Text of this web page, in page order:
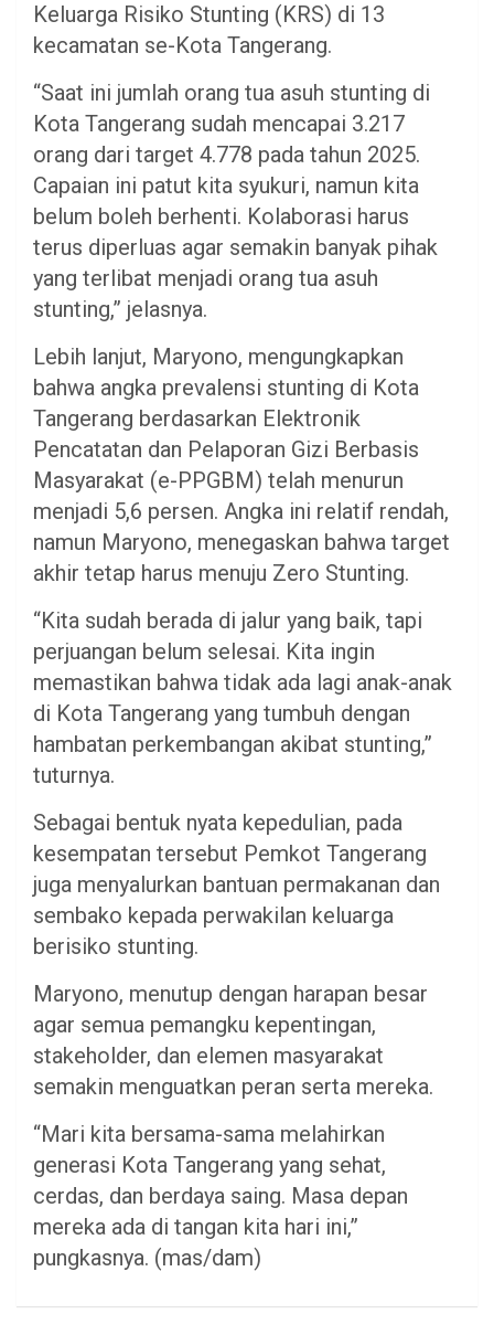
Keluarga Risiko Stunting (KRS) di 13
kecamatan se-Kota Tangerang.
“Saat ini jumlah orang tua asuh stunting di
Kota Tangerang sudah mencapai 3.217
orang dari target 4.778 pada tahun 2025.
Capaian ini patut kita syukuri, namun kita
belum boleh berhenti. Kolaborasi harus
terus diperluas agar semakin banyak pihak
yang terlibat menjadi orang tua asuh
stunting,” jelasnya.
Lebih lanjut, Maryono, mengungkapkan
bahwa angka prevalensi stunting di Kota
Tangerang berdasarkan Elektronik
Pencatatan dan Pelaporan Gizi Berbasis
Masyarakat (e-PPGBM) telah menurun
menjadi 5,6 persen. Angka ini relatif rendah,
namun Maryono, menegaskan bahwa target
akhir tetap harus menuju Zero Stunting.
“Kita sudah berada di jalur yang baik, tapi
perjuangan belum selesai. Kita ingin
memastikan bahwa tidak ada lagi anak-anak
di Kota Tangerang yang tumbuh dengan
hambatan perkembangan akibat stunting,”
tuturnya.
Sebagai bentuk nyata kepedulian, pada
kesempatan tersebut Pemkot Tangerang
juga menyalurkan bantuan permakanan dan
sembako kepada perwakilan keluarga
berisiko stunting.
Maryono, menutup dengan harapan besar
agar semua pemangku kepentingan,
stakeholder, dan elemen masyarakat
semakin menguatkan peran serta mereka.
“Mari kita bersama-sama melahirkan
generasi Kota Tangerang yang sehat,
cerdas, dan berdaya saing. Masa depan
mereka ada di tangan kita hari ini,”
pungkasnya. (mas/dam)